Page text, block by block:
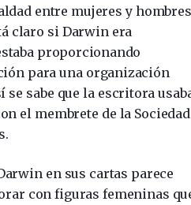
entre mujeres y
claro si Darwin era
proporcionando
para una organización
sabe que la escritora
el membrete de la Sociedad
en sus cartas parece
con figuras femeninas